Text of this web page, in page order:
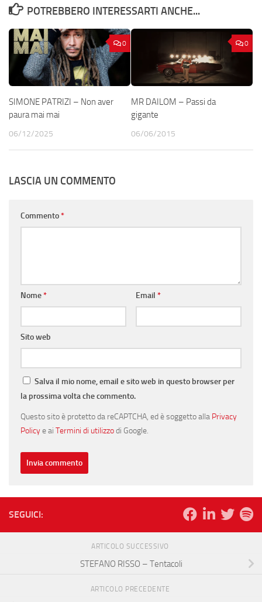
POTREBBERO INTERESSARTI ANCHE...
0
SIMONE PATRIZI – Non aver
paura mai mai
06/12/2025
0
MR DAILOM – Passi da
gigante
06/06/2015
LASCIA UN COMMENTO
Commento*
Nome* Email *
Sito web
Salva il mio nome, email e sito web in questo browser per
la prossima volta che commento.
Questo sito è protetto da reCAPTCHA, ed è soggetto alla Privacy
Policye ai Termini di utilizzodi Google.
SEGUICI:
ARTICOLO SUCCESSIVO
STEFANO RISSO – Tentacoli
ARTICOLO PRECEDENTE